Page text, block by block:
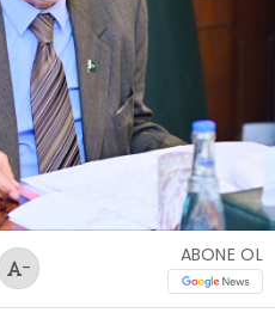
-
ABONE OL